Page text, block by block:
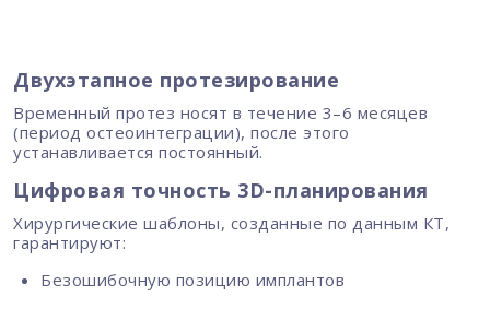
Двухэтапное протезирование
Временный протез носят в течение 3–6 месяцев
(период остеоинтеграции), после этого
устанавливается постоянный.
Цифровая точность 3D-планирования
Хирургические шаблоны, созданные по данным КТ,
гарантируют:
Безошибочную позицию имплантов